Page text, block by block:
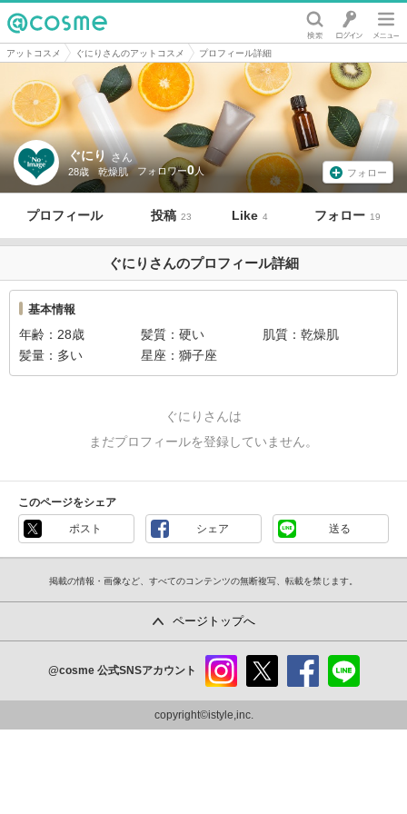
@cosme
アットコスメ ぐにりさんのアットコスメ プロフィール詳細
ぐにり さん
28歳 乾燥肌 0 フォロー
プロフィール 投稿 23 Like 4 フォロー 19
ぐにりさんのプロフィール詳細
基本情報
年齢 28歳 髪質 硬い 肌質
乾燥肌
髪量
多い 星座 獅子座
ぐにりさんは
まだプロフィールを登録していません。
このページをシェア
ポスト シェア 送る
掲載の情報・画像など、すべてのコンテンツの無断複写、転載を禁じます。
ページトップへ
@cosme 公式SNSアカウント
ram
copyright©istyle,inc.